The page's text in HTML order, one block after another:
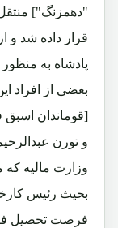
"دهمزنگ"]
قرار داده شد و
پادشاه به
بعضی از افراد
[قوماندان
و تورن
وزارت مالیه که
بحیث رئیس
فرصت تحصیل